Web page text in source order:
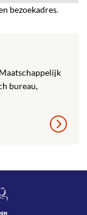
bezoekadres.
bureau,